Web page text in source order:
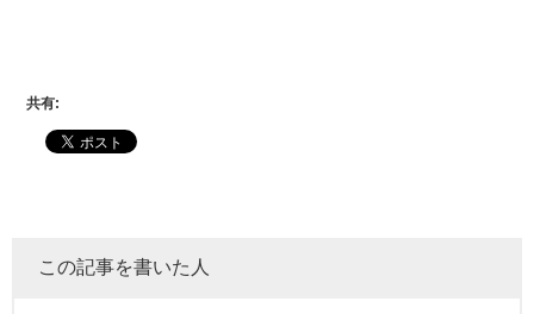
共有:
この記事を書いた人